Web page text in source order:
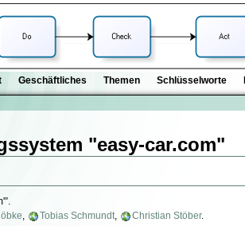
Geschäftliches Themen Schlüsselworte
"easy-car.com"
Tobias Schmundt Christian Stöber.